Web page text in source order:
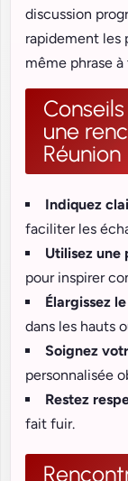
discussion
rapidement les
même phrase
une
Réunion
Indiquez
faciliter les
Utilisez une
pour inspirer
Élargissez
dans les hauts
Soignez
personnalisée
Restez
fait fuir.